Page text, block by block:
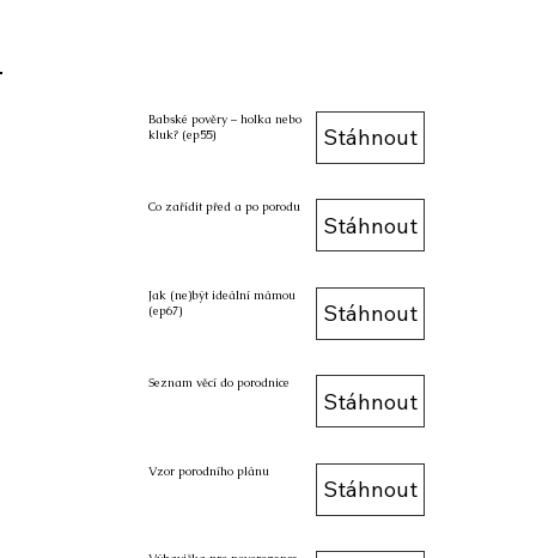
Babské pověry – holka nebo
kluk? (ep55)
Stáhnout
Co zařídit před a po porodu
Stáhnout
Jak (ne)být ideální mámou
(ep67)
Stáhnout
Seznam věcí do porodnice
Stáhnout
Vzor porodního plánu
Stáhnout